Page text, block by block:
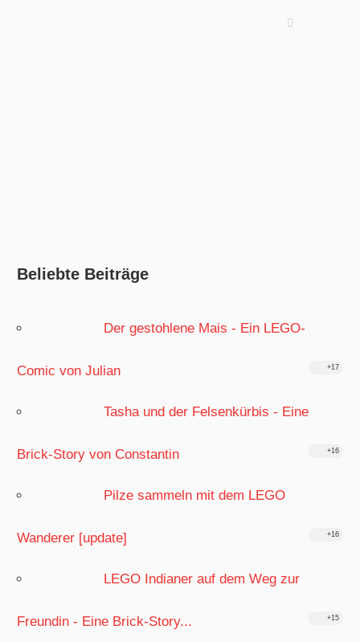
Beliebte Beiträge
Der gestohlene Mais - Ein LEGO-
Comic von Julian +17
Tasha und der Felsenkürbis - Eine
Brick-Story von Constantin +16
Pilze sammeln mit dem LEGO
Wanderer [update] +16
LEGO Indianer auf dem Weg zur
Freundin - Eine Brick-Story... +15